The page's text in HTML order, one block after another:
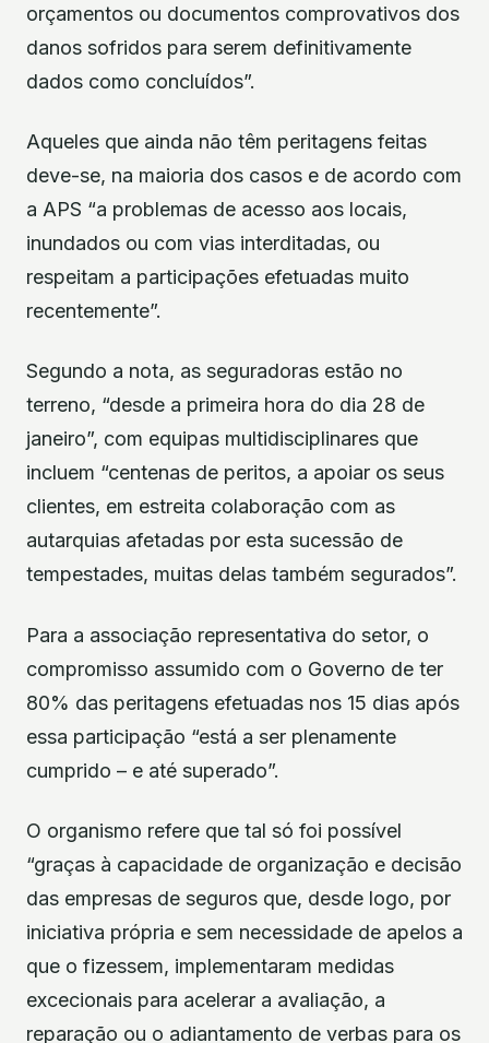
orçamentos ou documentos comprovativos dos
danos sofridos para serem definitivamente
dados como concluídos”.
Aqueles que ainda não têm peritagens feitas
deve-se, na maioria dos casos e de acordo com
a APS “a problemas de acesso aos locais,
inundados ou com vias interditadas, ou
respeitam a participações efetuadas muito
recentemente”.
Segundo a nota, as seguradoras estão no
terreno, “desde a primeira hora do dia 28 de
janeiro”, com equipas multidisciplinares que
incluem “centenas de peritos, a apoiar os seus
clientes, em estreita colaboração com as
autarquias afetadas por esta sucessão de
tempestades, muitas delas também segurados”.
Para a associação representativa do setor, o
compromisso assumido com o Governo de ter
80% das peritagens efetuadas nos 15 dias após
essa participação “está a ser plenamente
cumprido – e até superado”.
O organismo refere que tal só foi possível
“graças à capacidade de organização e decisão
das empresas de seguros que, desde logo, por
iniciativa própria e sem necessidade de apelos a
que o fizessem, implementaram medidas
excecionais para acelerar a avaliação, a
reparação ou o adiantamento de verbas para os